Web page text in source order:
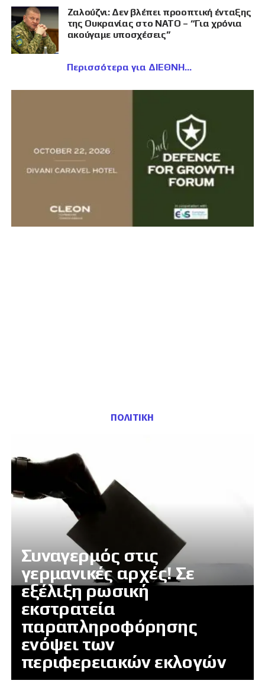
Ζαλούζνι: Δεν βλέπει προοπτική ένταξης
της Ουκρανίας στο ΝΑΤΟ – “Για χρόνια
ακούγαμε υποσχέσεις”
Περισσότερα για ΔΙΕΘΝΗ
ΠΟΛΙΤΙΚΗ
Συναγερμός στις
γερμανικές αρχές! Σε
εξέλιξη ρωσική
εκστρατεία
παραπληροφόρησης
ενόψει των
περιφερειακών εκλογών